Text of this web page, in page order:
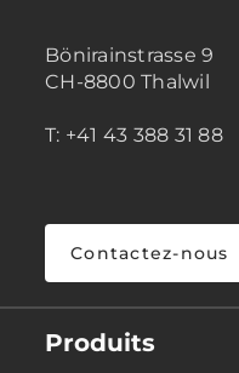
Bönirainstrasse 9
CH-8800 Thalwil
T: +41 43 388 31 88
Contactez-nous
Produits